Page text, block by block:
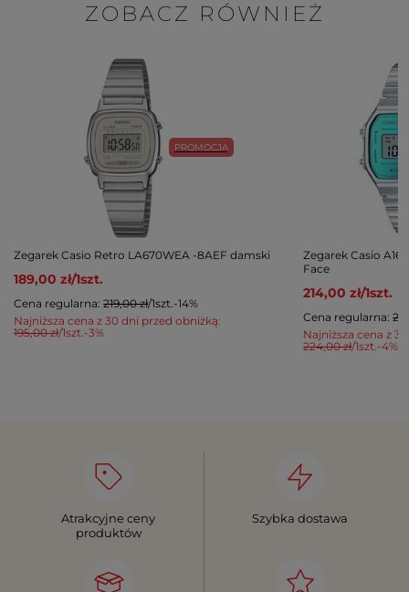
ZOBACZ RÓWNIEŻ
PROMOCJA
Zegarek Casio Retro LA670WEA -8AEF damski
189,00 zł/1szt.
Najniższa cena z 30 dni przed obniżką:
195,00 zł/1szt.-3%
Cena regularna: 219,00 zł/1szt.-14%
Zegarek Casio
Face
214,00 zł/1szt.
Najniższa cena z
224,00 zł/1szt.-4%
Cena regularna:
Atrakcyjne ceny
produktów
Szybka dostawa